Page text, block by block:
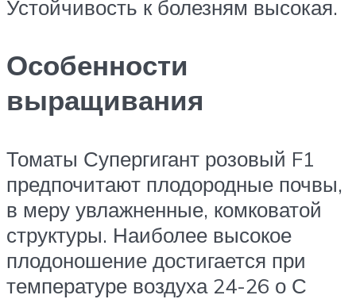
Устойчивость к болезням высокая.
Особенности
выращивания
Томаты Супергигант розовый F1
предпочитают плодородные почвы,
в меру увлажненные, комковатой
структуры. Наиболее высокое
плодоношение достигается при
температуре воздуха 24-26 о С